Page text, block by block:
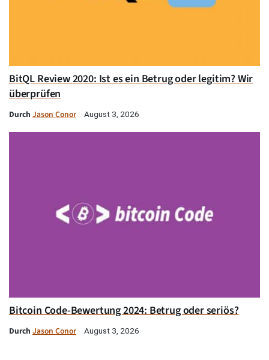
BitQL Review 2020: Ist es ein Betrug oder legitim? Wir
überprüfen
Durch Jason Conor August 3, 2026
Bitcoin Code-Bewertung 2024: Betrug oder seriös?
Durch Jason Conor August 3, 2026